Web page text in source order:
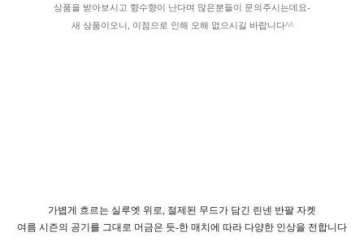
상품을 받아보시고 향수향이 난다며 많은분들이 문의주시는데요-
새 상품이오니, 이점으로 인해 오해 없으시길 바랍니다^^
가볍게 흐르는 실루엣 위로, 절제된 무드가 담긴 린넨 반팔 자켓
여름 시즌의 공기를 그대로 머금은 듯-한 매치에 따라 다양한 인상을 전합니다